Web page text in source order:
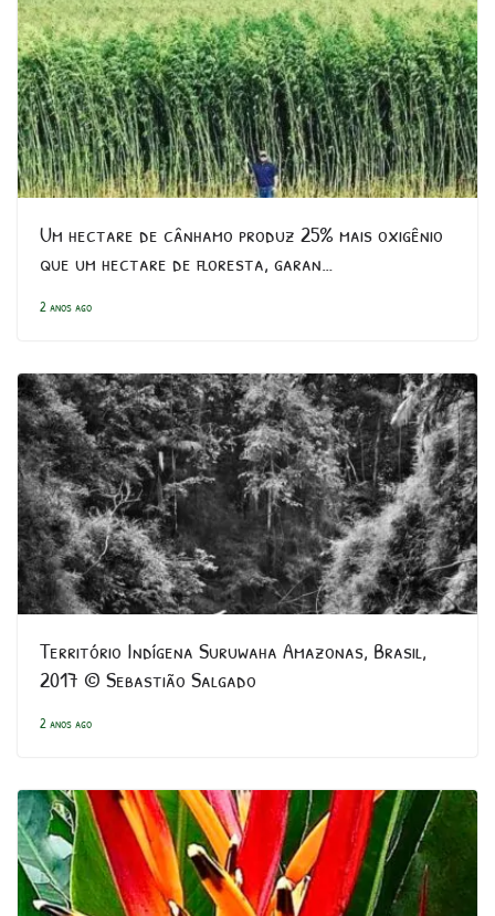
Um hectare de cânhamo produz 25% mais oxigênio
que um hectare de floresta, garan…
2 anos ago
Território Indígena Suruwaha Amazonas, Brasil,
2017 © Sebastião Salgado
2 anos ago